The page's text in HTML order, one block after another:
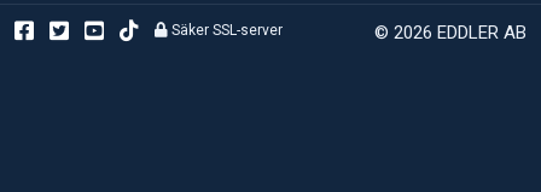
© 2026 EDDLER AB
Säker SSL-server